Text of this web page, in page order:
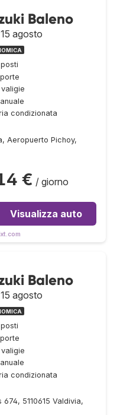
Baleno
agosto
condizionata
Aeropuerto Pichoy,
€ / giorno
Visualizza auto
Baleno
agosto
condizionata
5110615 Valdivia,